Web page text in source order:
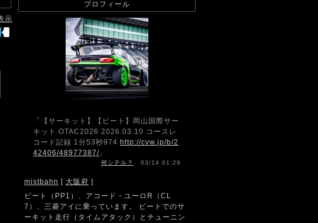
示
プロフィール
「【サーキット】【ビート】岡山国際サー
キット OTAC2026 2026.03.10 コースレ
コード記録 1分53秒974 http://cvw.jp/b/2
42406/48977387/ 」
何シテル？ 03/14 01:29
mistbahn [ 大阪府 ]
ビート（PP1）、アコード・ユーロR（CL
7）、三菱アイに乗っています。 ビートでのサ
ーキット走行（タイムアタック）とチューニン